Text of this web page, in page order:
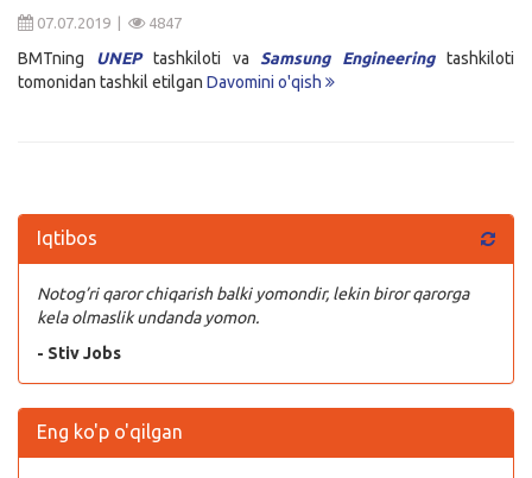
07.07.2019 | 4847
BMTning UNEPtashkiloti va Samsung Engineeringtashkiloti
tomonidan tashkil etilgan Davomini o'qish
Iqtibos
Notog’ri qaror chiqarish balki yomondir, lekin biror qarorga
kela olmaslik undanda yomon.
- Stiv Jobs
Eng ko'p o'qilgan